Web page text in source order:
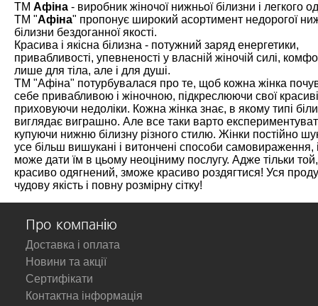
ТМ Афіна - виробник жіночої нижньої білизни і легкого
ТМ "Афіна" пропонує широкий асортимент недорогої
білизни бездоганної якості.
Красива і якісна білизна - потужний заряд енергетики,
привабливості, упевненості у власній жіночій силі,
лише для тіла, але і для душі.
ТМ "Афіна" потурбувалася про те, щоб кожна жінка
себе привабливою і жіночною, підкреслюючи свої
приховуючи недоліки. Кожна жінка знає, в якому типі
виглядає виграшно. Але все таки варто
купуючи нижню білизну різного стилю. Жінки постійно
усе більш вишукані і витончені способи самовираження,
може дати їм в цьому неоціниму послугу. Адже тільки
красиво одягнений, зможе красиво роздягтися! Уся
чудову якість і повну розмірну сітку!
Про компанію
Доставка і оплата
Новини та акції
Сертифікати
Контактна інформація